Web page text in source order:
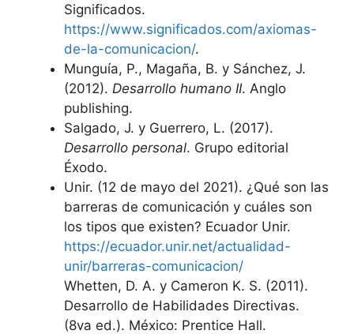
Significados.
https://www.significados.com/axiomas-
de-la-comunicacion/.
Munguía, P., Magaña, B. y Sánchez, J.
(2012). Desarrollo humano II. Anglo
publishing.
Salgado, J. y Guerrero, L. (2017).
Desarrollo personal. Grupo editorial
Éxodo.
Unir. (12 de mayo del 2021). ¿Qué son las
barreras de comunicación y cuáles son
los tipos que existen? Ecuador Unir.
https://ecuador.unir.net/actualidad-
unir/barreras-comunicacion/
Whetten, D. A. y Cameron K. S. (2011).
Desarrollo de Habilidades Directivas.
(8va ed.). México: Prentice Hall.